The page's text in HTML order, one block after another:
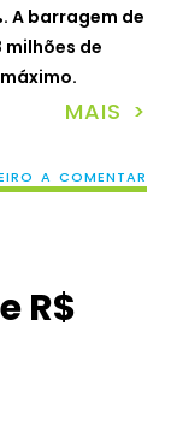
A barragem de
milhões de
MAIS >
A COMENTAR
R$